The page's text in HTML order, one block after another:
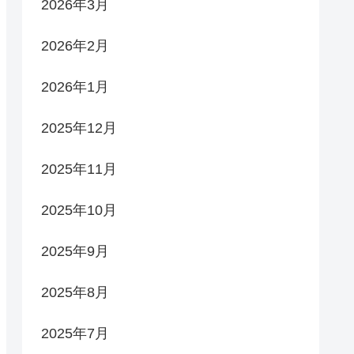
2026年3月
2026年2月
2026年1月
2025年12月
2025年11月
2025年10月
2025年9月
2025年8月
2025年7月